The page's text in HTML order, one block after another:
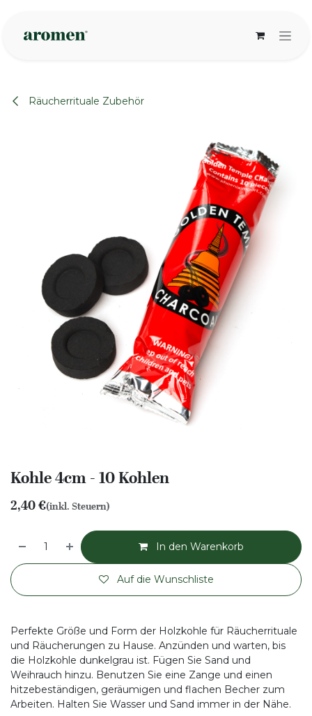
Räucherrituale Zubehör
Kohle 4cm - 10 Kohlen
2,40€(inkl. Steuern)
In den Warenkorb
Auf die Wunschliste
Perfekte Größe und Form der Holzkohle für Räucherrituale
und Räucherungen zu Hause. Anzünden und warten, bis
die Holzkohle dunkelgrau ist. Fügen Sie Sand und
Weihrauch hinzu. Benutzen Sie eine Zange und einen
hitzebeständigen, geräumigen und flachen Becher zum
Arbeiten. Halten Sie Wasser und Sand immer in der Nähe.